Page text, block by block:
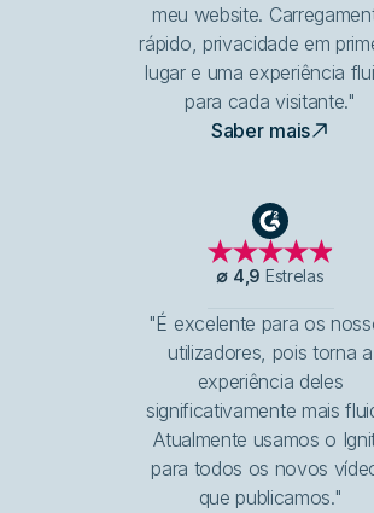
meu website.
rápido, privacidade em
lugar e uma experiência
para cada visitante."
Saber mais
G2
∅ 4,9 Estrelas
"É excelente para os
utilizadores, pois torna a
experiência deles
significativamente mais
Atualmente usamos o
para todos os novos
que publicamos."